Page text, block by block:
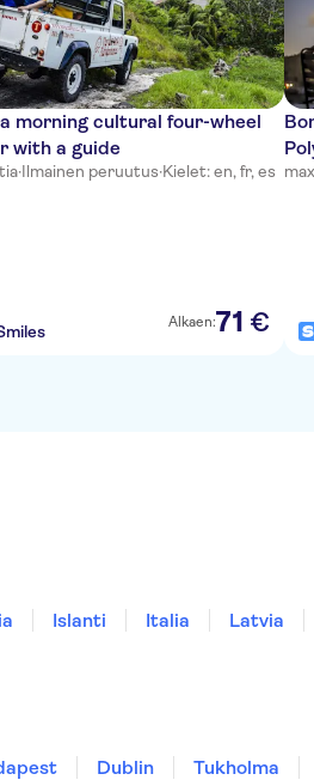
morning cultural four-wheel
with a guide
·Ilmainen peruutus·Kielet: en, fr, es
Alkaen:71 €
Islanti Italia Latvia
Dublin Tukholma